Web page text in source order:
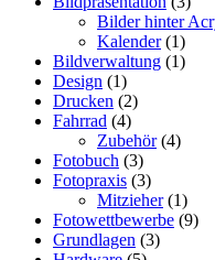
Bilder hinter
Kalender(1)
Bildverwaltung (1)
Design (1)
Drucken (2)
Fahrrad (4)
Zubehör(4)
Fotobuch (3)
Fotopraxis (3)
Mitzieher(1)
Fotowettbewerbe (9)
Grundlagen (3)